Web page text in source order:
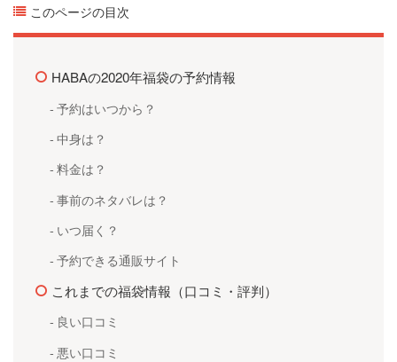
このページの目次
HABAの2020年福袋の予約情報
予約はいつから？
中身は？
料金は？
事前のネタバレは？
いつ届く？
予約できる通販サイト
これまでの福袋情報（口コミ・評判）
良い口コミ
悪い口コミ